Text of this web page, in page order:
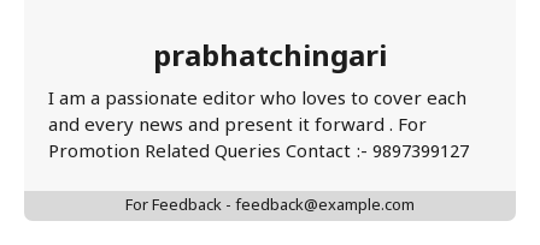
prabhatchingari
I am a passionate editor who loves to cover each
and every news and present it forward . For
Promotion Related Queries Contact :- 9897399127
For Feedback - feedback@example.com